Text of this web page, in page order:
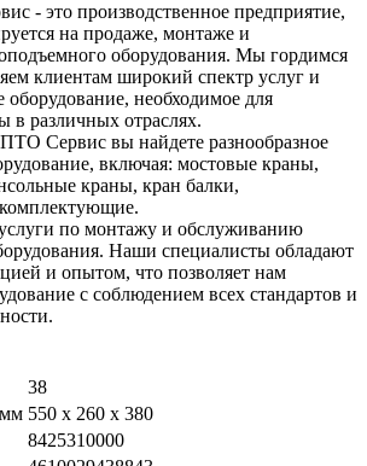
- это производственное предприятие,
на продаже, монтаже и
оборудования. Мы гордимся
клиентам широкий спектр услуг и
оборудование, необходимое для
в различных отраслях.
Сервис вы найдете разнообразное
включая: мостовые краны,
краны, кран балки,
по монтажу и обслуживанию
Наши специалисты обладают
и опытом, что позволяет нам
с соблюдением всех стандартов и
38
550 x 260 x 380
8425310000